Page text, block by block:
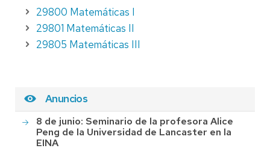
29800 Matemáticas I
29801 Matemáticas II
29805 Matemáticas III
Anuncios
8 de junio: Seminario de la profesora Alice
Peng de la Universidad de Lancaster en la
EINA